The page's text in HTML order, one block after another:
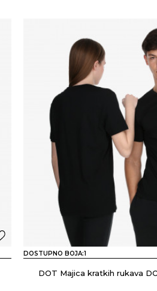
DOSTUPNO BOJA:1
DOT Majica kratkih rukava